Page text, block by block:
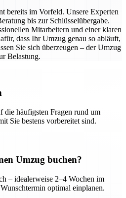
bereits im Vorfeld. Unsere Experten
bis zur Schlüsselübergabe.
Mitarbeitern und einer klaren
dass Ihr Umzug genau so abläuft,
Sie sich überzeugen – der Umzug
Belastung.
häufigsten Fragen rund um
Sie bestens vorbereitet sind.
Umzug buchen?
– idealerweise 2–4 Wochen im
optimal einplanen.